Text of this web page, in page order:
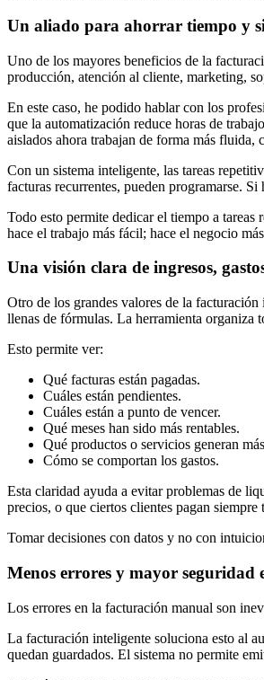
Un aliado para ahorrar tiempo y
Uno de los mayores beneficios de la
producción, atención al cliente, marketing,
En este caso, he podido hablar con los
que la automatización reduce horas de
aislados ahora trabajan de forma más
Con un sistema inteligente, las tareas
facturas recurrentes, pueden programarse.
Todo esto permite dedicar el tiempo a
hace el trabajo más fácil; hace el negocio
Una visión clara de ingresos,
Otro de los grandes valores de la
llenas de fórmulas. La herramienta organiza
Esto permite ver:
Qué facturas están pagadas.
Cuáles están pendientes.
Cuáles están a punto de vencer.
Qué meses han sido más rentables.
Qué productos o servicios generan
Cómo se comportan los gastos.
Esta claridad ayuda a evitar problemas de
precios, o que ciertos clientes pagan siempre
Tomar decisiones con datos y no con
Menos errores y mayor seguridad
Los errores en la facturación manual son
La facturación inteligente soluciona esto al
quedan guardados. El sistema no permite